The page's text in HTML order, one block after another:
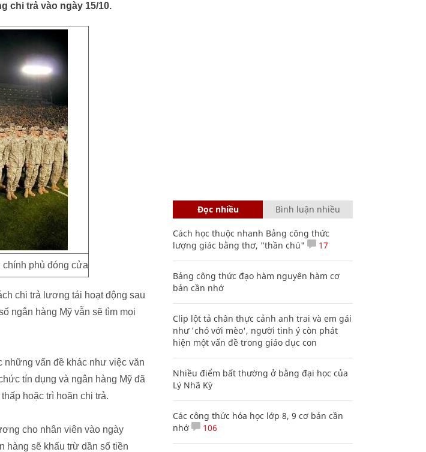
chi trả vào ngày 15/10.
phủ đóng cửa
chi trả lương tái hoạt động sau
ngân hàng Mỹ vẫn sẽ tìm mọi
vấn đề khác như việc văn
tín dụng và ngân hàng Mỹ đã
hoặc trì hoãn chi trả.
cho nhân viên vào ngày
hàng sẽ khấu trừ dần số tiền
Đọc nhiều Bình luận nhiều
Cách học thuộc nhanh Bảng công thức
lượng giác bằng thơ, "thần chú"
17
Bảng công thức đạo hàm nguyên hàm cơ
bản cần nhớ
Clip lột tả chân thực cảnh anh trai và em gái
như 'chó với mèo', người tinh ý còn phát
hiện một vấn đề trong giáo dục con
Nhiều điểm bất thường ở bằng đại học của
Lý Nhã Kỳ
Các công thức hóa học lớp 8, 9 cơ bản cần
nhớ
106